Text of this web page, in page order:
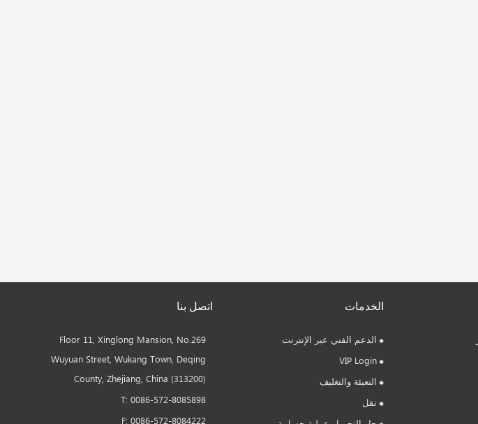
الخدمات
الدعم الفني عبر الإنترنت
VIP Login
التعبئة والتغليف
نقل
اتصل بنا
Floor 11, Xinglong Mansion, No.269
Wuyuan Street, Wukang Town, Deqing
County, Zhejiang, China (313200)
T: 0086-572-8085898
F: 0086-572-8084222